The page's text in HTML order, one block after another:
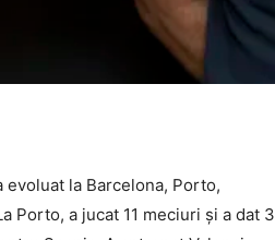
la Barcelona, Porto,
Porto, a jucat 11 meciuri și a dat 3